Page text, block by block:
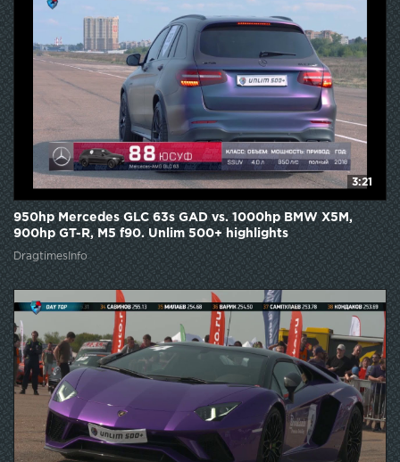
3:21
950hp Mercedes GLC 63s GAD vs. 1000hp BMW X5M,
900hp GT-R, M5 f90. Unlim 500+ highlights
DragtimesInfo